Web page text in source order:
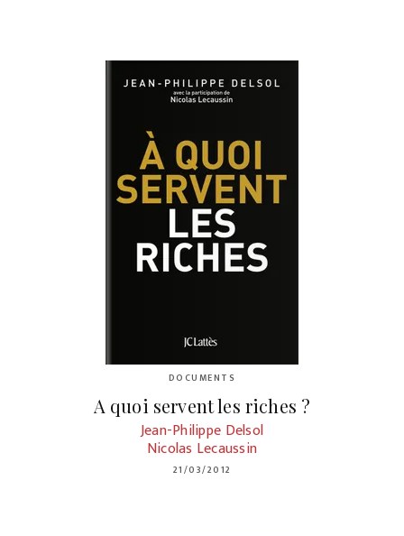
DOCUMENTS
A quoi servent les riches ?
Jean-Philippe Delsol
Nicolas Lecaussin
21/03/2012